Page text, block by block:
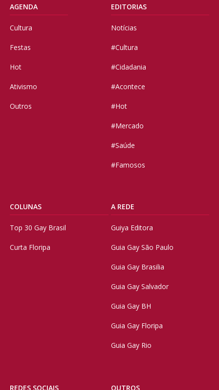
AGENDA
Cultura
Festas
Hot
Ativismo
Outros
EDITORIAS
Notícias
#Cultura
#Cidadania
#Acontece
#Hot
#Mercado
#Saúde
#Famosos
COLUNAS
Top 30 Gay Brasil
Curta Floripa
A REDE
Guiya Editora
Guia Gay São Paulo
Guia Gay Brasilia
Guia Gay Salvador
Guia Gay BH
Guia Gay Floripa
Guia Gay Rio
REDES SOCIAIS OUTROS